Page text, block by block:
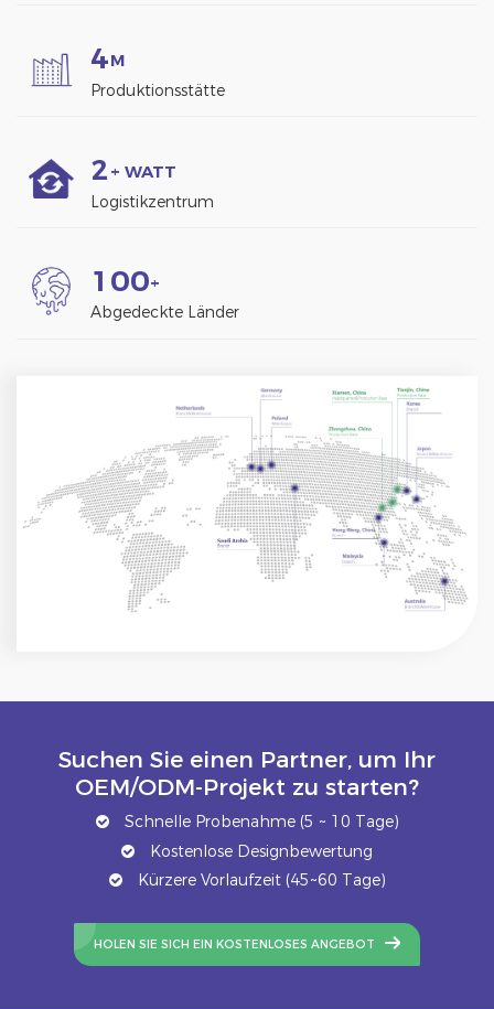
4M
Produktionsstätte
2 + WATT
Logistikzentrum
1 00+
Abgedeckte Länder
Suchen Sie einen Partner, um Ihr
OEM/ODM-Projekt zu starten?
Schnelle Probenahme (5 ~ 10 Tage)
Kostenlose Designbewertung
Kürzere Vorlaufzeit (45~60 Tage)
HOLEN SIE SICH EIN KOSTENLOSES ANGEBOT